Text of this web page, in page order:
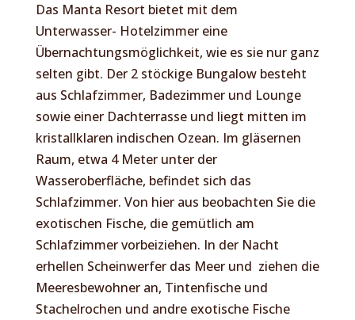
Das Manta Resort bietet mit dem
Unterwasser- Hotelzimmer eine
Übernachtungsmöglichkeit, wie es sie nur ganz
selten gibt. Der 2 stöckige Bungalow besteht
aus Schlafzimmer, Badezimmer und Lounge
sowie einer Dachterrasse und liegt mitten im
kristallklaren indischen Ozean. Im gläsernen
Raum, etwa 4 Meter unter der
Wasseroberfläche, befindet sich das
Schlafzimmer. Von hier aus beobachten Sie die
exotischen Fische, die gemütlich am
Schlafzimmer vorbeiziehen. In der Nacht
erhellen Scheinwerfer das Meer und ziehen die
Meeresbewohner an, Tintenfische und
Stachelrochen und andre exotische Fische